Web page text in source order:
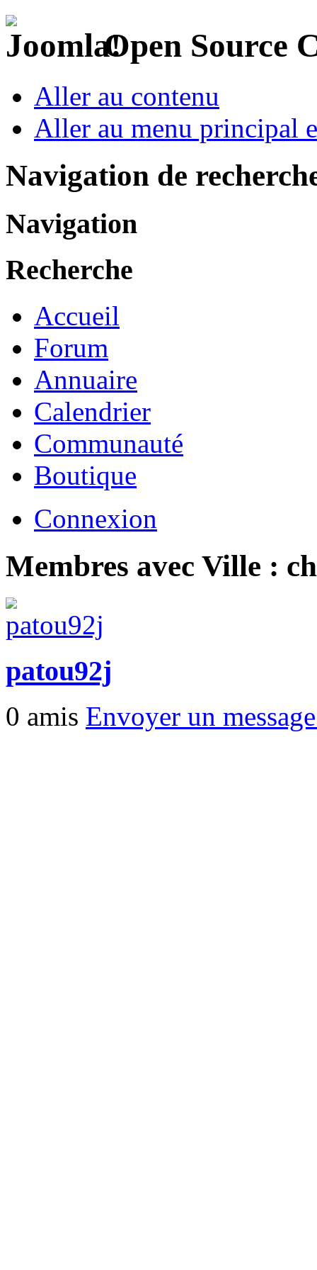
Open Source
Aller au contenu
Aller au menu principal
Navigation de
Navigation
Recherche
Accueil
Forum
Annuaire
Calendrier
Communauté
Boutique
Connexion
Membres avec Ville :
patou92j
0 amis Envoyer un